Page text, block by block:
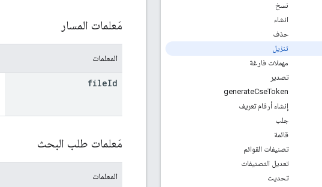
نسخ
انشاء
حذف
تنزيل
مهملات فارغة
تصدير
generateCseToken
إنشاء أرقام تعريف
جلب
قائمة
تصنيفات القوائم
تعديل التصنيفات
تحديث
مَعلمات المسار
المعلمات
fileId
مَعلمات طلب البحث
المعلمات